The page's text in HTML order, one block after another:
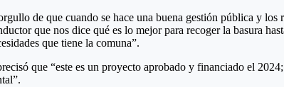
de que cuando se hace una buena gestión pública y los
que nos dice qué es lo mejor para recoger la basura
que tiene la comuna”.
que “este es un proyecto aprobado y financiado el